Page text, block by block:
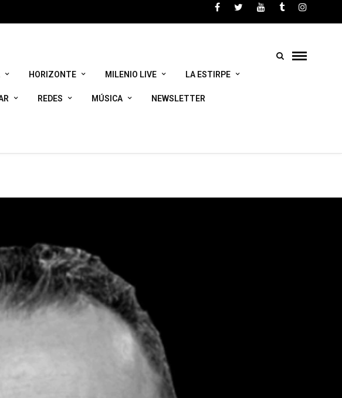
ikerjimenez.com/home/html/wp-
HORIZONTE MILENIO LIVE LA ESTIRPE
REDES MÚSICA NEWSLETTER